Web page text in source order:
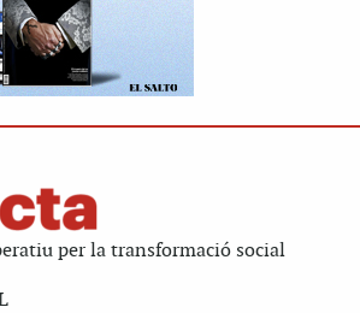
per la transformació social